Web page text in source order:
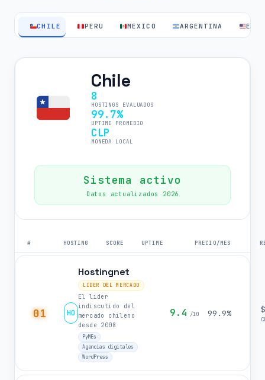
CHILE PERU MEXICO ARGENTINA EEUU
Chile
8
HOSTINGS EVALUADOS
99.7%
UPTIME PROMEDIO
CLP
MONEDA LOCAL
Sistema activo
Datos actualizados 2026
# HOSTING SCORE UPTIME PRECIO/MES
01 HO
Hostingnet
LIDER DEL MERCADO
El lider
indiscutido del
mercado chileno
desde 2008
PyMEs
Agencias digitales
WordPress
9.4 /10 99.9%